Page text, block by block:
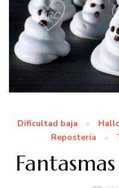
Dificultad baja
Repostería